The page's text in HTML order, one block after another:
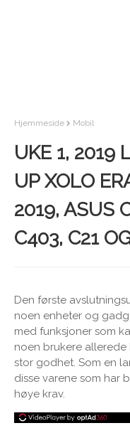
Hjemmeside Mobil
UKE 1, 2019
UP XOLO
2019, ASUS
C403, C21
Den første
noen enheter og
med funksjoner som
noen brukere
stor godhet. Som en
disse varene som har
høye krav.